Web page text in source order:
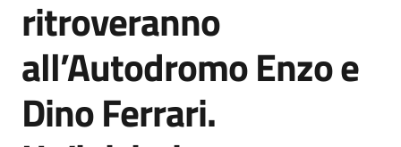
ritroveranno
all’Autodromo Enzo e
Dino Ferrari.